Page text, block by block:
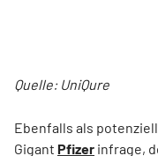
Quelle: UniQure
Ebenfalls als
Gigant Pfizer infrage,